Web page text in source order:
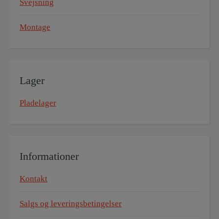
Svejsning
Montage
Lager
Pladelager
Informationer
Kontakt
Salgs og leveringsbetingelser